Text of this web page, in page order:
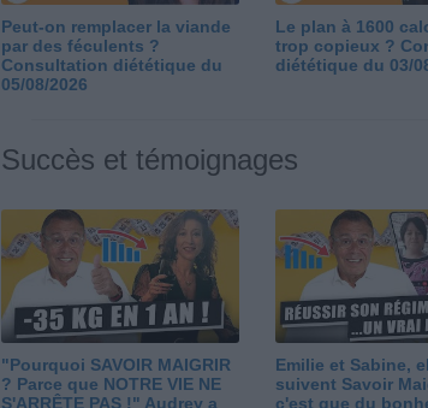
Peut-on remplacer la viande
par des féculents ?
Consultation diététique du
05/08/2026
Le plan à 1600
trop copieux ?
diététique du 03/
Succès et témoignages
"Pourquoi SAVOIR MAIGRIR
? Parce que NOTRE VIE NE
S'ARRÊTE PAS !" Audrey a
Emilie et Sabine,
suivent Savoir
c'est que du